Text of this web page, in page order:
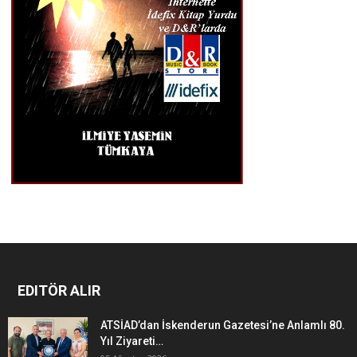
EDITÖR ALIR
ATSİAD’dan İskenderun Gazetesi’ne Anlamlı 80.
Yıl Ziyareti…